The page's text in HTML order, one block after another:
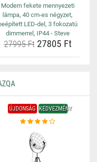
Modern fekete mennyezeti
lámpa, 40 cm-es négyzet,
LED-del, 3 fokozatú
dimmerrel, IP44 - Steve
27995 Ft27805 Ft
ÚJDONSÁG KEDVEZMÉNY